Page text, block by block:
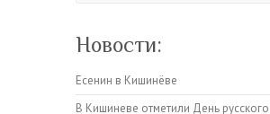
Новости:
Есенин в Кишинёве
В Кишиневе отметили День